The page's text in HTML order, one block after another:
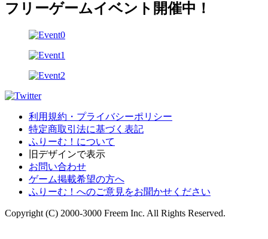
フリーゲームイベント開催中！
利用規約・プライバシーポリシー
特定商取引法に基づく表記
ふりーむ！について
旧デザインで表示
お問い合わせ
ゲーム掲載希望の方へ
ふりーむ！へのご意見をお聞かせください
Copyright (C) 2000-3000 Freem Inc. All Rights Reserved.